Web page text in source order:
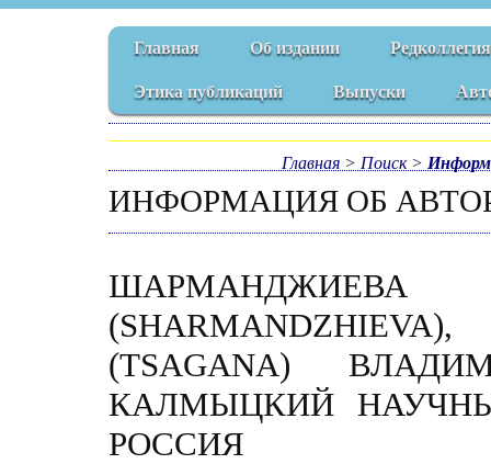
Главная Об издании Редколлегия
Этика публикаций Выпуски
Главная > Поиск>
ИНФОРМАЦИЯ ОБ
ШАРМАНДЖИЕВА
(TSAGANA)
КАЛМЫЦКИЙ
РОССИЯ